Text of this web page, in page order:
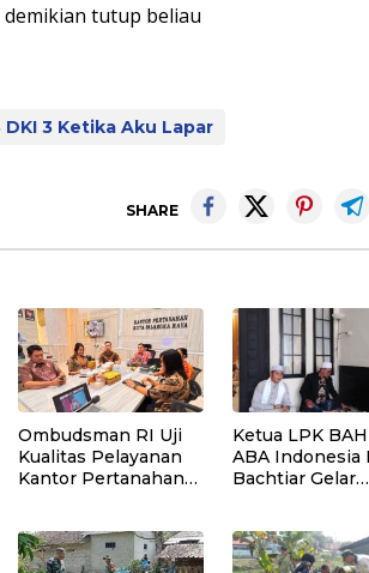
tutup beliau
3 Ketika Aku Lapar
SHARE
Ombudsman RI Uji
Kualitas Pelayanan
Kantor Pertanahan
Ketua LPK
ABA Indonesia
Bachtiar Gelar
Pengajian di